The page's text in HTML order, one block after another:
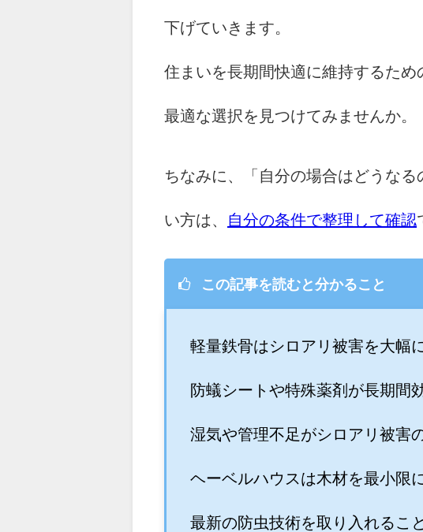
下げていきます。
住まいを長期間快適に維持するた
最適な選択を見つけてみませんか。
ちなみに、「自分の場合はどうな
い方は、 自分の条件で整理して確認
この記事を読むと分かること
軽量鉄骨はシロアリ被害を大幅
防蟻シートや特殊薬剤が長期間
湿気や管理不足がシロアリ被害
ヘーベルハウスは木材を最小限
最新の防虫技術を取り入れるこ